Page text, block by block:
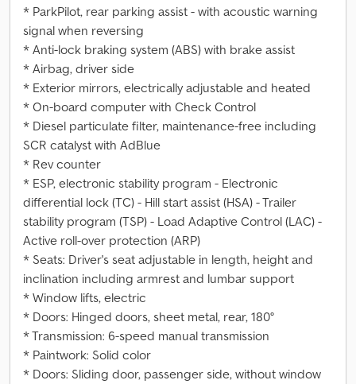
* ParkPilot, rear parking assist - with acoustic warning
signal when reversing
* Anti-lock braking system (ABS) with brake assist
* Airbag, driver side
* Exterior mirrors, electrically adjustable and heated
* On-board computer with Check Control
* Diesel particulate filter, maintenance-free including
SCR catalyst with AdBlue
* Rev counter
* ESP, electronic stability program - Electronic
differential lock (TC) - Hill start assist (HSA) - Trailer
stability program (TSP) - Load Adaptive Control (LAC) -
Active roll-over protection (ARP)
* Seats: Driver's seat adjustable in length, height and
inclination including armrest and lumbar support
* Window lifts, electric
* Doors: Hinged doors, sheet metal, rear, 180°
* Transmission: 6-speed manual transmission
* Paintwork: Solid color
* Doors: Sliding door, passenger side, without window